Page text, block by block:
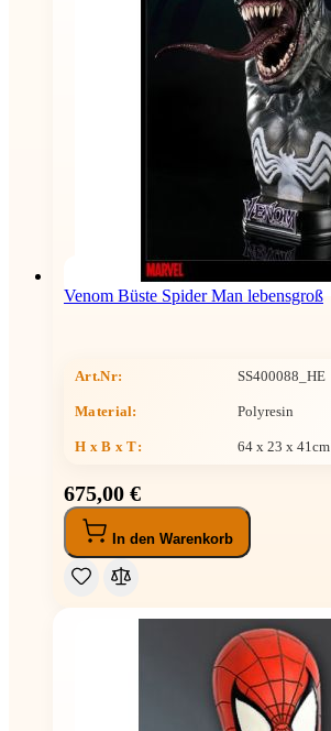
Venom Büste Spider Man lebensgroß
Art.Nr: SS400088_HE
Material: Polyresin
H x B x T: 64 x 23 x 41cm
675,00 €
In den Warenkorb